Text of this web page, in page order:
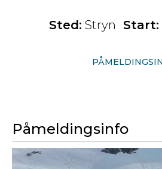
Sted: Stryn Start:
Påmeldingsinfo